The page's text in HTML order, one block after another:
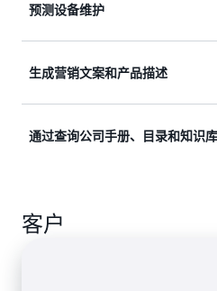
品类别和假期数据相结合，
预测设备维护
障，避免停机时间。
生成营销文案和产品描述
如社交媒体帖子、产品描述
通过查询公司手册、目录和知识
客户